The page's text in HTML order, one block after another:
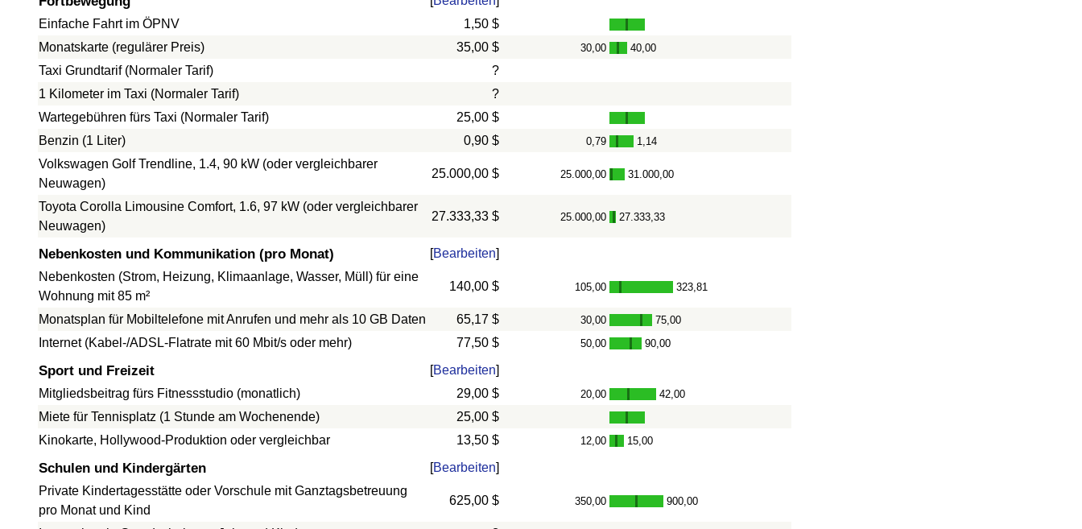
Einfache Fahrt im ÖPNV
1,50 $
Monatskarte (regulärer Preis)
35,00 $ 30,00 - 40,00
Taxi Grundtarif (Normaler Tarif)
?
1 Kilometer im Taxi (Normaler Tarif)
?
Wartegebühren fürs Taxi (Normaler Tarif)
25,00 $
Benzin (1 Liter)
0,90 $ 0,79 - 1,14
Volkswagen Golf Trendline, 1.4, 90 kW (oder vergleichbarer
Neuwagen)
25.000,00 $ 25.000,00 - 31.000,00
Toyota Corolla Limousine Comfort, 1.6, 97 kW (oder vergleichbarer
Neuwagen)
27.333,33 $ 25.000,00 - 27.333,33
Nebenkosten und Kommunikation (pro Monat) [Bearbeiten]
Nebenkosten (Strom, Heizung, Klimaanlage, Wasser, Müll) für eine
Wohnung mit 85 m²
140,00 $ 105,00 - 323,81
Monatsplan für Mobiltelefone mit Anrufen und mehr als 10 GB Daten 65,17 $ 30,00 - 75,00
Internet (Kabel-/ADSL-Flatrate mit 60 Mbit/s oder mehr) 77,50 $ 50,00 - 90,00
Sport und Freizeit [Bearbeiten]
Mitgliedsbeitrag fürs Fitnessstudio (monatlich)
29,00 $ 20,00 - 42,00
Miete für Tennisplatz (1 Stunde am Wochenende)
25,00 $
Kinokarte, Hollywood-Produktion oder vergleichbar
13,50 $ 12,00 - 15,00
Schulen und Kindergärten [Bearbeiten]
Private Kindertagesstätte oder Vorschule mit Ganztagsbetreuung
pro Monat und Kind
625,00 $ 350,00 - 900,00